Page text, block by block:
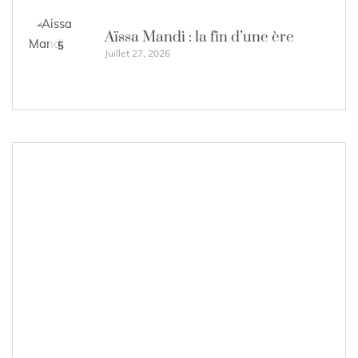
5 Aïssa Mandi : la fin d’une ère
Juillet 27, 2026